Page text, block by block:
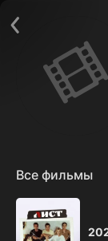
Все фильмы
Политика
Ввести промокод